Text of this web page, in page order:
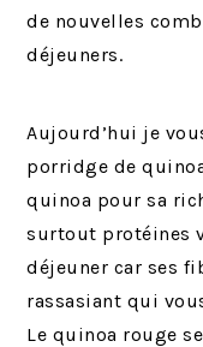
de nouvelles
déjeuners.
Aujourd’hui je
porridge de
quinoa pour sa
surtout protéines
déjeuner car ses
rassasiant qui
Le quinoa rouge